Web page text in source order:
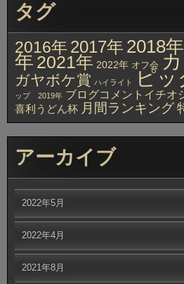
タグ
2016年 2017年 2018年
年 2021年 2022年 オフ会
ガヤボケ賞 ハイライト ピ
ップ 2019年 ブログコメントイチオ
喜利うどん杯 月間ランキング
アーカイブ
2022年5月
2022年4月
2021年8月